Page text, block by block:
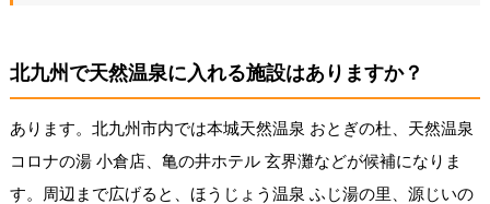
北九州で天然温泉に入れる施設はありますか？
あります。北九州市内では本城天然温泉 おとぎの杜、天然温泉
コロナの湯 小倉店、亀の井ホテル 玄界灘などが候補になりま
す。周辺まで広げると、ほうじょう温泉 ふじ湯の里、源じいの